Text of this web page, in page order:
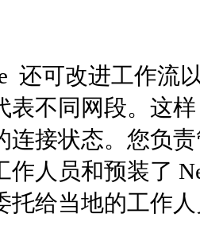
还可改进工作
表不同网段。这
连接状态。您负
作人员和预装了
托给当地的工作